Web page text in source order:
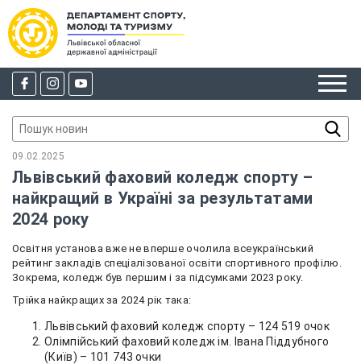
09.02.2025
Львівський фаховий коледж спорту –
найкращий в Україні за результатами
2024 року
Освітня установа вже не вперше очолила всеукраїнський
рейтинг закладів спеціалізованої освіти спортивного профілю.
Зокрема, коледж був першим і за підсумками 2023 року.
Трійка найкращих за 2024 рік така:
Львівський фаховий коледж спорту – 124 519 очок
Олімпійський фаховий коледж ім. Івана Піддубного
(Київ) – 101 743 очки